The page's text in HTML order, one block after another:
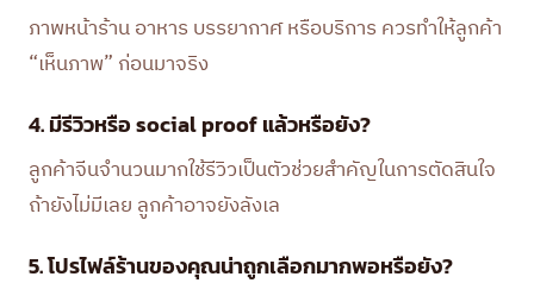
ภาพหน้าร้าน อาหาร บรรยากาศ หรือบริการ ควรทำให้ลูกค้า
“เห็นภาพ” ก่อนมาจริง
4. มีรีวิวหรือ social proof แล้วหรือยัง?
ลูกค้าจีนจำนวนมากใช้รีวิวเป็นตัวช่วยสำคัญในการตัดสินใจ
ถ้ายังไม่มีเลย ลูกค้าอาจยังลังเล
5. โปรไฟล์ร้านของคุณน่าถูกเลือกมากพอหรือยัง?